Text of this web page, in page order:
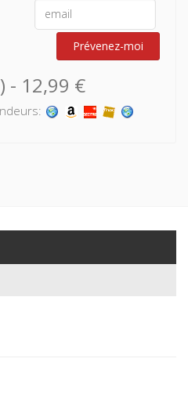
texte fondamental :
des femmes et de la
dans la société
pour Dieu», les biens et la
la société islamique vraie, la
Prévenez-moi
- 12,99 €